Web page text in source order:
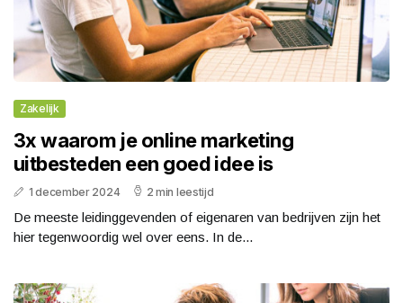
Zakelijk
3x waarom je online marketing
uitbesteden een goed idee is
1 december 2024 2 min leestijd
De meeste leidinggevenden of eigenaren van bedrijven zijn het
hier tegenwoordig wel over eens. In de...